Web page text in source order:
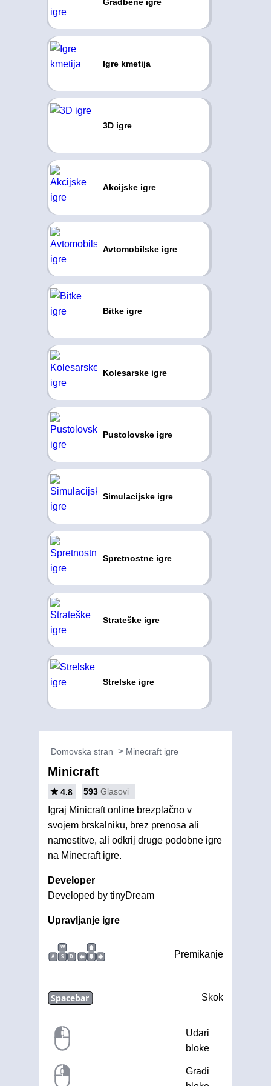
Igre kmetija
3D igre
Akcijske igre
Avtomobilske igre
Bitke igre
Kolesarske igre
Pustolovske igre
Simulacijske igre
Spretnostne igre
Strateške igre
Strelske igre
Domovska stran Minecraft igre
Minicraft
4.8 593 Glasovi
Igraj Minicraft online brezplačno v
svojem brskalniku, brez prenosa ali
namestitve, ali odkrij druge podobne igre
na Minecraft igre.
Developer
Developed by tinyDream
Upravljanje igre
W
A
S D Premikanje
Spacebar Skok
Udari
bloke
Gradi